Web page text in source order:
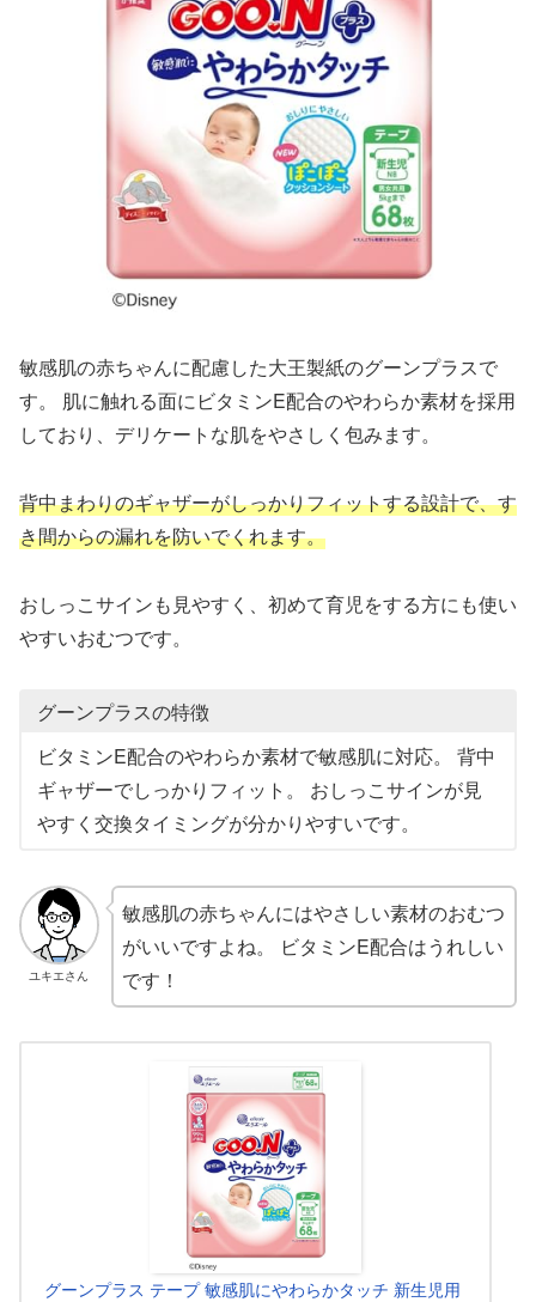
敏感肌の赤ちゃんに配慮した大王製紙のグーンプラスで
す。 肌に触れる面にビタミンE配合のやわらか素材を採用
しており、デリケートな肌をやさしく包みます。
背中まわりのギャザーがしっかりフィットする設計で、す
き間からの漏れを防いでくれます。
おしっこサインも見やすく、初めて育児をする方にも使い
やすいおむつです。
グーンプラスの特徴
ビタミンE配合のやわらか素材で敏感肌に対応。 背中
ギャザーでしっかりフィット。 おしっこサインが見
やすく交換タイミングが分かりやすいです。
ユキエさん
敏感肌の赤ちゃんにはやさしい素材のおむつ
がいいですよね。 ビタミンE配合はうれしい
です！
グーンプラス テープ 敏感肌にやわらかタッチ 新生児用